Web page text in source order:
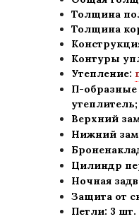
Толщина
Толщина
Контуры
Утепление:
П-образные
утеплитель;
Верхний
Нижний
Цилиндр
Ночная
Защита от
Петли: 3